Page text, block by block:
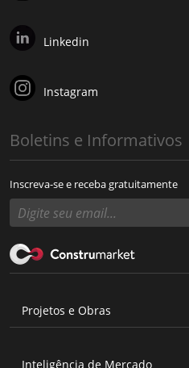
Linkedin
Instagram
Boletins e Informativos
Inscreva-se e receba gratuitamente
Projetos e Obras
Inteligência de Mercado